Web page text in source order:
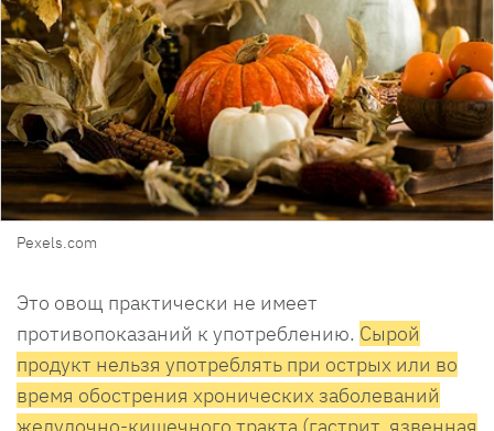
Pexels.com
Это овощ практически не имеет
противопоказаний к употреблению. Сырой
продукт нельзя употреблять при острых или во
время обострения хронических заболеваний